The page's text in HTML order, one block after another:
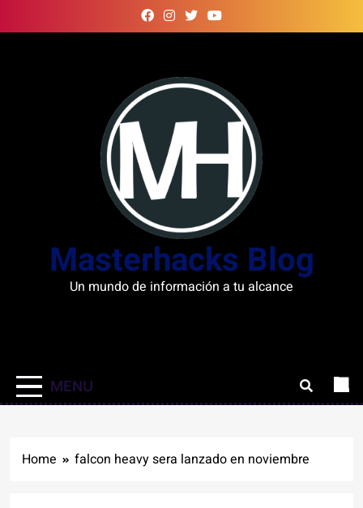
to
Masterhacks Blog
Un mundo de información a tu alcance
MENU
Home falcon heavy sera lanzado en noviembre